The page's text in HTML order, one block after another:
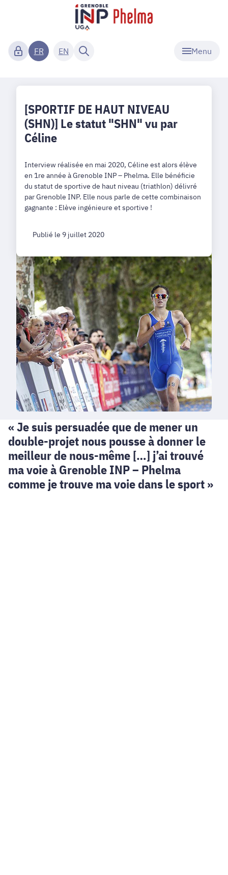
Menu
FR EN
[SPORTIF DE HAUT NIVEAU
(SHN)] Le statut "SHN" vu par
Céline
Interview réalisée en mai 2020, Céline est alors élève
en 1re année à Grenoble INP – Phelma. Elle bénéficie
du statut de sportive de haut niveau (triathlon) délivré
par Grenoble INP. Elle nous parle de cette combinaison
gagnante : Elève ingénieure et sportive !
Publié le 9 juillet 2020
« Je suis persuadée que de mener un
double-projet nous pousse à donner le
meilleur de nous-même […] j’ai trouvé
ma voie à Grenoble INP – Phelma
comme je trouve ma voie dans le sport »